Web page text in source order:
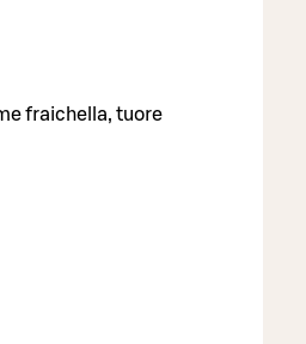
fraichella, tuore